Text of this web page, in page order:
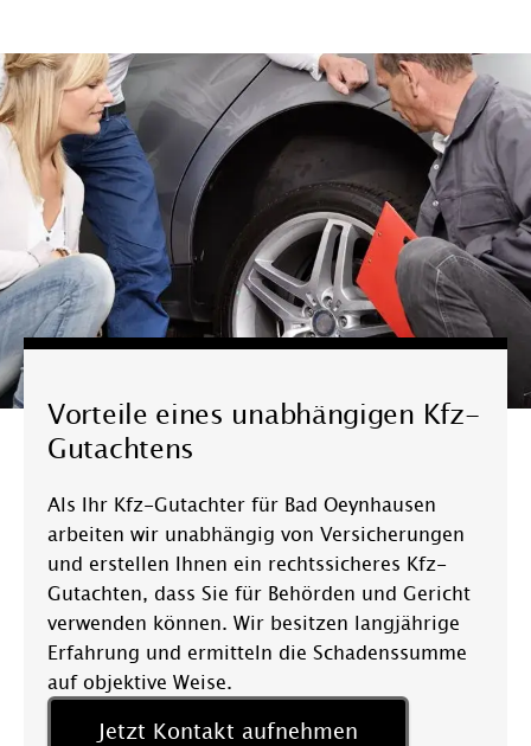
Vorteile eines unabhängigen Kfz-
Gutachtens
Als Ihr Kfz-Gutachter für Bad Oeynhausen
arbeiten wir unabhängig von Versicherungen
und erstellen Ihnen ein rechtssicheres Kfz-
Gutachten, dass Sie für Behörden und Gericht
verwenden können. Wir besitzen langjährige
Erfahrung und ermitteln die Schadenssumme
auf objektive Weise.
Jetzt Kontakt aufnehmen